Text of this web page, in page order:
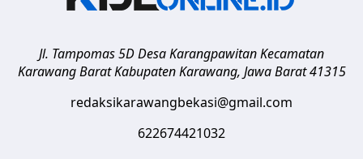
Jl. Tampomas 5D Desa Karangpawitan Kecamatan
Karawang Barat Kabupaten Karawang, Jawa Barat 41315
redaksikarawangbekasi@gmail.com
622674421032